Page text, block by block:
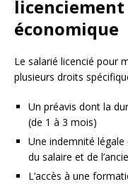
économique
Le salarié licencié pour
plusieurs droits
Un préavis dont la
(de 1 à 3 mois)
Une indemnité
du salaire et de
L’accès à une